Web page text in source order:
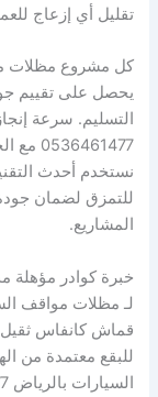
تقليل أي إزعاج
يحصل على تقييم
التسليم. سرعة
نستخدم أحدث
للتمزق لضمان
المشاريع.
خبرة كوادر مؤهلة
قماش كانفاس
للبقع معتمدة من